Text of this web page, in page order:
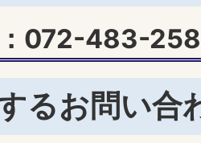
：072-483-
るお問い合